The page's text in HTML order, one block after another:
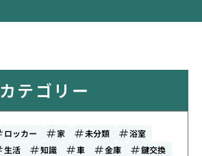
カテゴリー
ロッカー 家 未分類
浴室
生活
知識 車 金庫 鍵交換